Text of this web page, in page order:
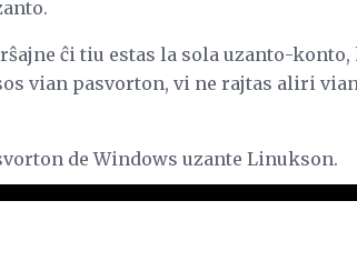
ĉi tiu estas la sola uzanto-
vian pasvorton, vi ne rajtas aliri
de Windows uzante Linukson.